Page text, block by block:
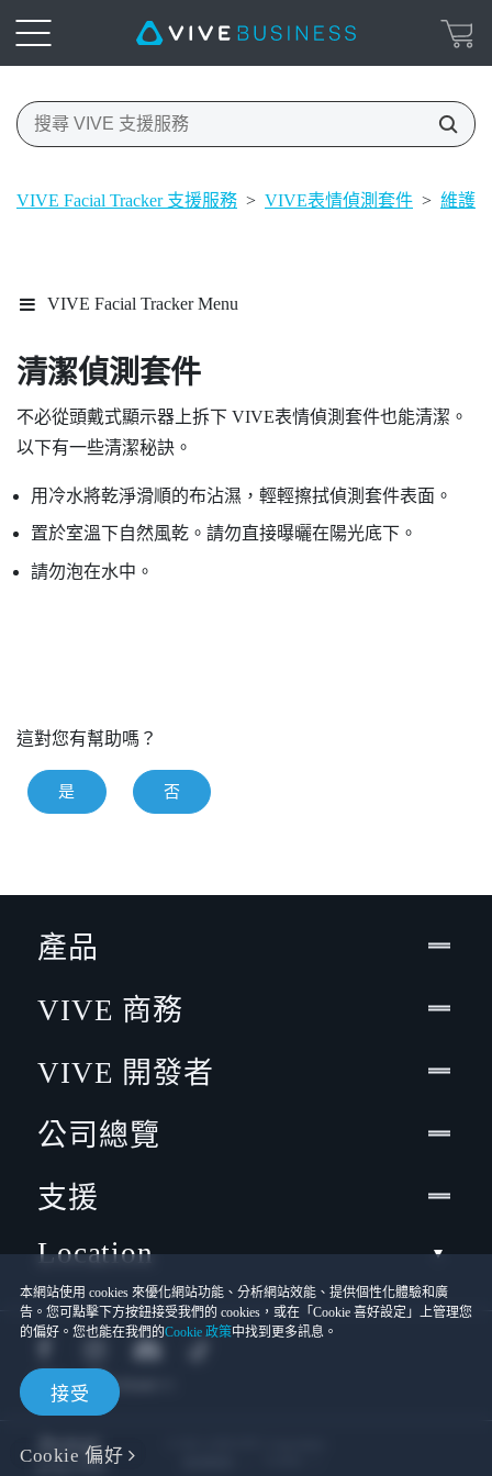
VIVE Facial Tracker 支援服務 > VIVE表情偵測套件 > 維護
VIVE Facial Tracker Menu
清潔偵測套件
不必從頭戴式顯示器上拆下 VIVE表情偵測套件也能清潔。
以下有一些清潔秘訣。
用冷水將乾淨滑順的布沾濕，輕輕擦拭偵測套件表面。
置於室溫下自然風乾。請勿直接曝曬在陽光底下。
請勿泡在水中。
這對您有幫助嗎？
是 否
本網站使用 cookies 來優化網站功能、分析網站效能、提供個性化體驗和廣
告。您可點擊下方按鈕接受我們的 cookies，或在「Cookie 喜好設定」上管理您
的偏好。您也能在我們的Cookie 政策中找到更多訊息。
接受
Cookie 偏好
產品
VIVE 商務
VIVE 開發者
公司總覽
支援
Location